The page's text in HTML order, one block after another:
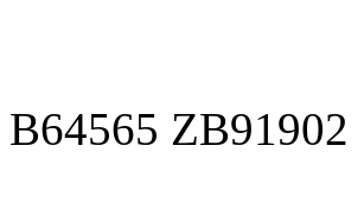
B64565 ZB91902